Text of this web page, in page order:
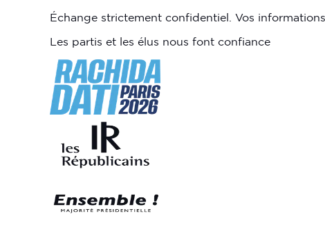
Échange strictement confidentiel. Vos
Les partis et les élus nous font confiance